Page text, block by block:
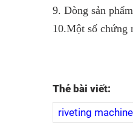
9. Dòng sản
10.Một số chứng
Thẻ bài viết:
riveting machine